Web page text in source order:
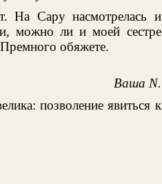
На Сару насмотрелась и
можно ли и моей сестре
обяжете.
Ваша N.
позволение явиться к